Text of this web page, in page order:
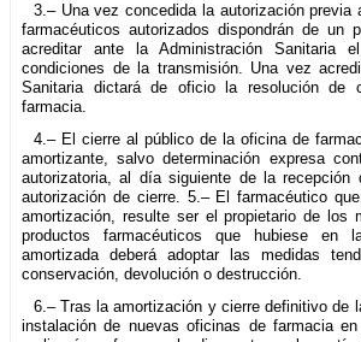
3.– Una vez concedida la autorización previa
farmacéuticos autorizados dispondrán de un
acreditar ante la Administración Sanitaria
condiciones de la transmisión. Una vez
Sanitaria dictará de oficio la resolución de
farmacia.
4.– El cierre al público de la oficina de
amortizante, salvo determinación expresa
autorizatoria, al día siguiente de la
autorización de cierre. 5.– El farmacéutico
amortización, resulte ser el propietario de los
productos farmacéuticos que hubiese en
amortizada deberá adoptar las medidas
conservación, devolución o destrucción.
6.– Tras la amortización y cierre definitivo de
instalación de nuevas oficinas de farmacia